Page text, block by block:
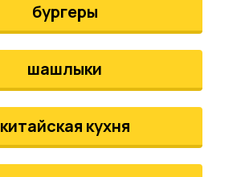
бургеры
шашлыки
китайская кухня